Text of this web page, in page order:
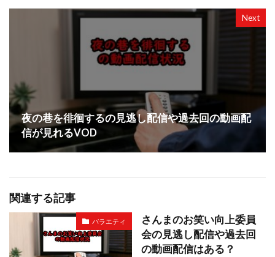
Next
夜の巷を徘徊するの見逃し配信や過去回の動画配
信が見れるVOD
関連する記事
バラエティ
さんまのお笑い向上委員
会の見逃し配信や過去回
の動画配信はある？